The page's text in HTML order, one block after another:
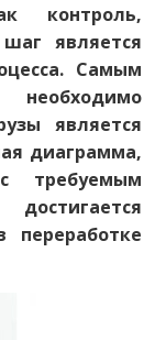
контроль,
является
Самым
является
диаграмма,
требуемым
переработке